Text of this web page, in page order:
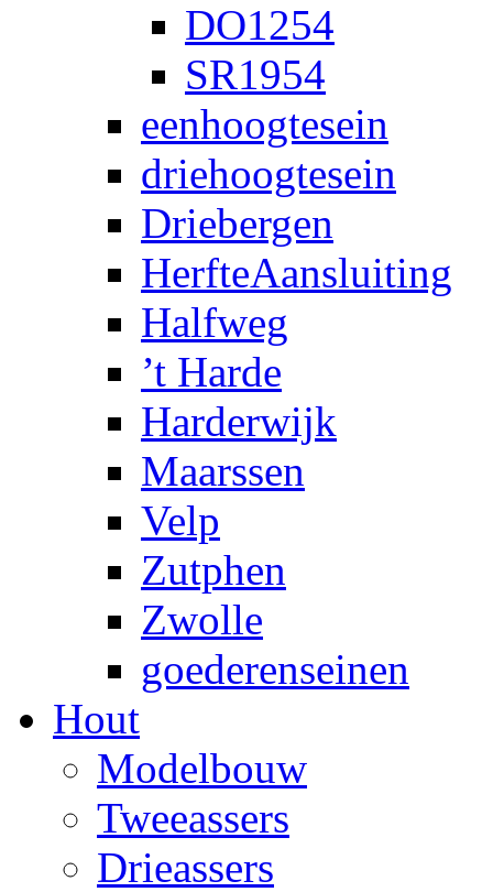
DO1254
SR1954
eenhoogtesein
driehoogtesein
Driebergen
HerfteAansluiting
Halfweg
’t Harde
Harderwijk
Maarssen
Velp
Zutphen
Zwolle
goederenseinen
Hout
Modelbouw
Tweeassers
Drieassers